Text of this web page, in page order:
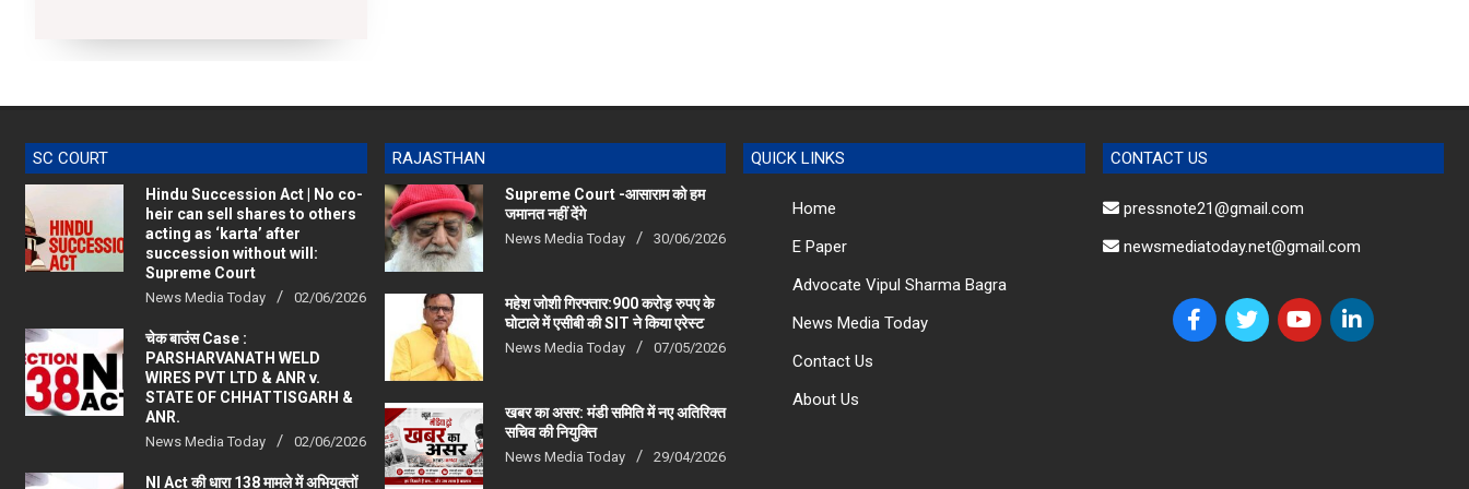
SC COURT
Hindu Succession Act | No co-
heir can sell shares to others
acting as ‘karta’ after
succession without will:
Supreme Court
News Media Today 02/06/2026
चेक बाउंस Case :
PARSHARVANATH WELD
WIRES PVT LTD & ANR v.
STATE OF CHHATTISGARH &
ANR.
News Media Today 02/06/2026
NI Act की धारा 138 मामले में अभियुक्तों
RAJASTHAN
Supreme Court -आसाराम को हम
जमानत नहीं देंगे
News Media Today 30/06/2026
महेश जोशी गिरफ्तार:900 करोड़ रुपए के
घोटाले में एसीबी की SIT ने किया एरेस्‍ट
News Media Today 07/05/2026
खबर का असर: मंडी समिति में नए अतिरिक्त
सचिव की नियुक्ति
News Media Today 29/04/2026
QUICK LINKS
Home
E Paper
Advocate Vipul Sharma Bagra
News Media Today
Contact Us
About Us
CONTACT US
pressnote21@gmail.com
newsmediatoday.net@gmail.com